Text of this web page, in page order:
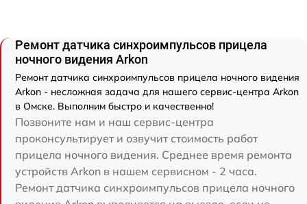
Ремонт датчика синхроимпульсов прицела
ночного видения Arkon
Ремонт датчика синхроимпульсов прицела ночного видения
Arkon - несложная задача для нашего сервис-центра Arkon
в Омске. Выполним быстро и качественно!
Позвоните нам и наш сервис-центра
проконсультирует и озвучит стоимость работ
прицела ночного видения. Среднее время ремонта
устройств Arkon в нашем сервисном - 2 часа.
Ремонт датчика синхроимпульсов прицела ночного